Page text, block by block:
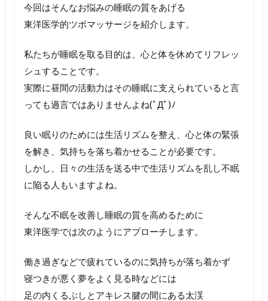
今回はそんなお悩みの睡眠の質をあげる
東洋医学的ツボマッサージを紹介します。
私たちが睡眠を取る目的は、心と体を休めてリフレッ
シュすることです。
実際に昼間の活動力はその睡眠に支えられていると言
っても過言ではありませんよね(ﾟДﾟ)ﾉ
良い眠りのためには生活リズムを整え、心と体の緊張
を解き、気持ちを落ち着かせることが必要です。
しかし、日々の生活を送る中で生活リズムを乱し不眠
に陥る人もいますよね。
そんな不眠を改善し睡眠の質を高めるために
東洋医学では次のようにアプローチします。
働き過ぎなどで疲れているのに気持ちが落ち着かず
寝つきが悪く夢をよく見る時などには
足の内くるぶしとアキレス腱の間にある太渓